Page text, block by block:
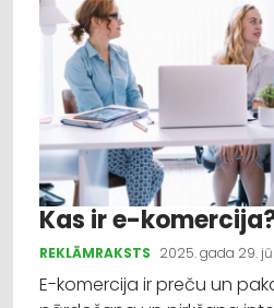
Kas ir e-
REKLĀMRAKSTS 2025. gada 29.
E-komercija ir preču un